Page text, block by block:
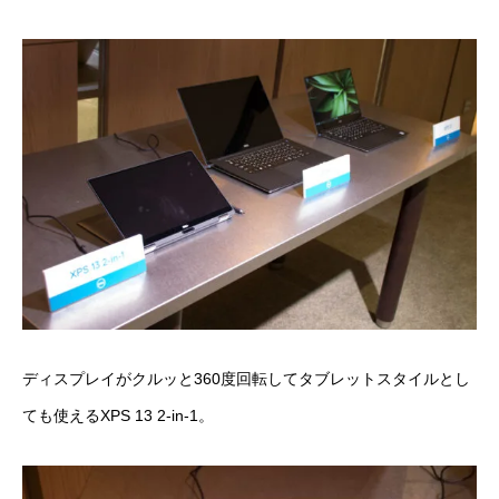
ディスプレイがクルッと360度回転してタブレットスタイルとし
ても使えるXPS 13 2-in-1。